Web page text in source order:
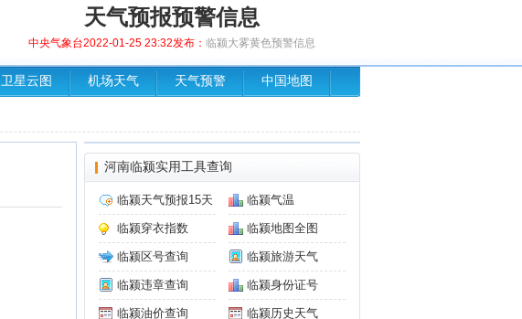
天气预报预警信息
中央气象台2022-01-25 23:32发布： 临颍大雾黄色预警信息
卫星云图 机场天气 天气预警 中国地图
河南临颍实用工具查询
临颍天气预报15天 临颍气温
临颍穿衣指数 临颍地图全图
临颍区号查询 临颍旅游天气
临颍违章查询 临颍身份证号
临颍油价查询 临颍历史天气